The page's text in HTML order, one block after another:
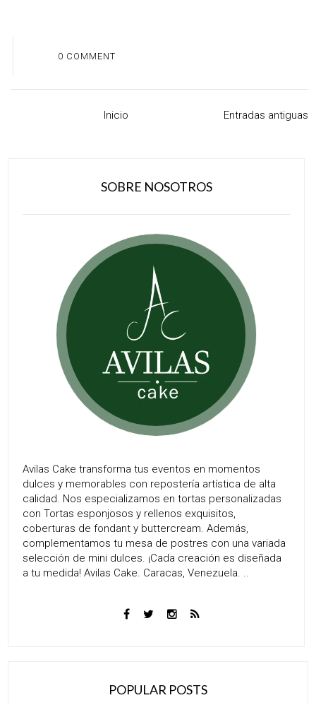
0 COMMENT
Entradas antiguas
Inicio
SOBRE NOSOTROS
Avilas Cake transforma tus eventos en momentos
dulces y memorables con repostería artística de alta
calidad. Nos especializamos en tortas personalizadas
con Tortas esponjosos y rellenos exquisitos,
coberturas de fondant y buttercream. Además,
complementamos tu mesa de postres con una variada
selección de mini dulces. ¡Cada creación es diseñada
a tu medida! Avilas Cake. Caracas, Venezuela. ..
POPULAR POSTS